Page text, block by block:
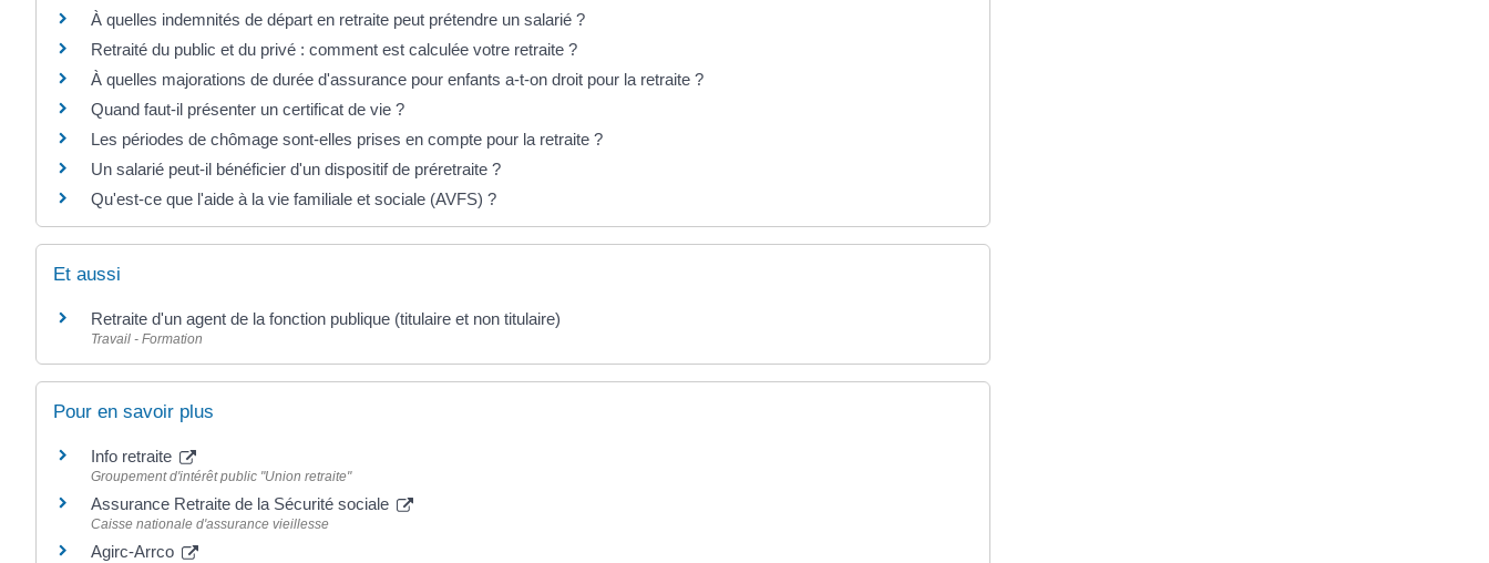
À quelles indemnités de départ en retraite peut prétendre un salarié ?
Retraité du public et du privé : comment est calculée votre retraite ?
À quelles majorations de durée d'assurance pour enfants a-t-on droit pour la retraite ?
Quand faut-il présenter un certificat de vie ?
Les périodes de chômage sont-elles prises en compte pour la retraite ?
Un salarié peut-il bénéficier d'un dispositif de préretraite ?
Qu'est-ce que l'aide à la vie familiale et sociale (AVFS) ?
Et aussi
Retraite d'un agent de la fonction publique (titulaire et non titulaire)
Travail - Formation
Pour en savoir plus
Info retraite
Groupement d'intérêt public "Union retraite"
Assurance Retraite de la Sécurité sociale
Caisse nationale d'assurance vieillesse
Agirc-Arrco